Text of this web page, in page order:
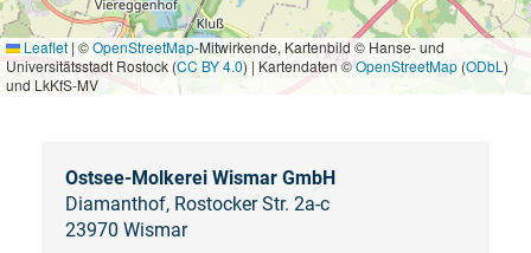
Leaflet | ©OpenStreetMap-Mitwirkende, Kartenbild © Hanse- und
Universitätsstadt Rostock (CC BY 4.0) | Kartendaten ©OpenStreetMap(ODbL )
und LkKfS-MV
Ostsee-Molkerei Wismar GmbH
Diamanthof, Rostocker Str. 2a-c
23970 Wismar